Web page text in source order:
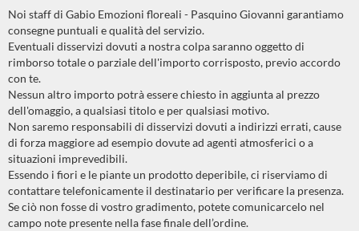
Noi staff di Gabio Emozioni floreali - Pasquino Giovanni garantiamo
consegne puntuali e qualità del servizio.
Eventuali disservizi dovuti a nostra colpa saranno oggetto di
rimborso totale o parziale dell'importo corrisposto, previo accordo
con te.
Nessun altro importo potrà essere chiesto in aggiunta al prezzo
dell'omaggio, a qualsiasi titolo e per qualsiasi motivo.
Non saremo responsabili di disservizi dovuti a indirizzi errati, cause
di forza maggiore ad esempio dovute ad agenti atmosferici o a
situazioni imprevedibili.
Essendo i fiori e le piante un prodotto deperibile, ci riserviamo di
contattare telefonicamente il destinatario per verificare la presenza.
Se ciò non fosse di vostro gradimento, potete comunicarcelo nel
campo note presente nella fase finale dell’ordine.